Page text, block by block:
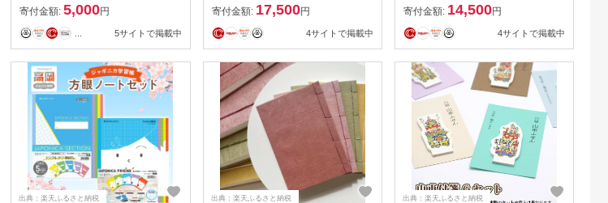
ート 寒冷紗ジャケット付
美篶堂 文庫サイズ ソフト
カバー ノート 無地 104枚
伊那市 長野県 ふるさと納
寄付金額:5,000円
5サイトで掲載中
寄付金額: 17,500円
4サイトで掲載中
寄付金額: 14,500円
4サイトで掲載中
出典：楽天ふるさと納税 出典：楽天ふるさと納税 出典：楽天ふるさと納税